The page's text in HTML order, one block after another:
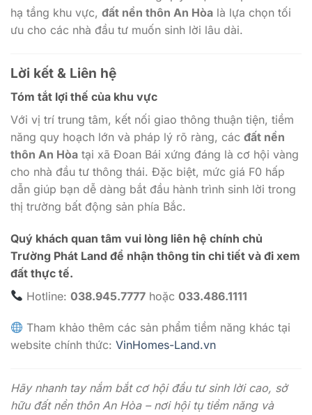
hạ tầng khu vực, đất nền thôn An Hòa là lựa chọn tối
ưu cho các nhà đầu tư muốn sinh lời lâu dài.
Lời kết & Liên hệ
Tóm tắt lợi thế của khu vực
Với vị trí trung tâm, kết nối giao thông thuận tiện, tiềm
năng quy hoạch lớn và pháp lý rõ ràng, các đất nền
thôn An Hòa tại xã Đoan Bái xứng đáng là cơ hội vàng
cho nhà đầu tư thông thái. Đặc biệt, mức giá F0 hấp
dẫn giúp bạn dễ dàng bắt đầu hành trình sinh lời trong
thị trường bất động sản phía Bắc.
Quý khách quan tâm vui lòng liên hệ chính chủ
Trường Phát Land để nhận thông tin chi tiết và đi xem
đất thực tế.
Hotline:038.945.7777 hoặc033.486.1111
Tham khảo thêm các sản phẩm tiềm năng khác tại
website chính thức: VinHomes-Land.vn
Hãy nhanh tay nắm bắt cơ hội đầu tư sinh lời cao, sở
hữu đất nền thôn An Hòa – nơi hội tụ tiềm năng và